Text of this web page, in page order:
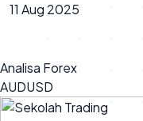
11 Aug 2025
Analisa Forex
AUDUSD